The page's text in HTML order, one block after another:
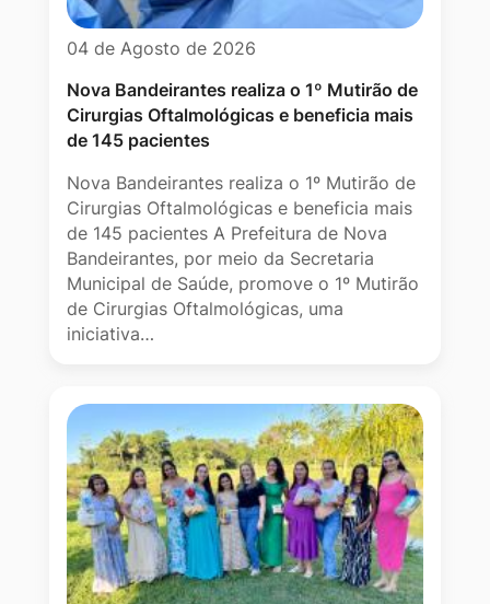
04 de Agosto de 2026
Nova Bandeirantes realiza o 1º Mutirão de
Cirurgias Oftalmológicas e beneficia mais
de 145 pacientes
Nova Bandeirantes realiza o 1º Mutirão de
Cirurgias Oftalmológicas e beneficia mais
de 145 pacientes A Prefeitura de Nova
Bandeirantes, por meio da Secretaria
Municipal de Saúde, promove o 1º Mutirão
de Cirurgias Oftalmológicas, uma
iniciativa…